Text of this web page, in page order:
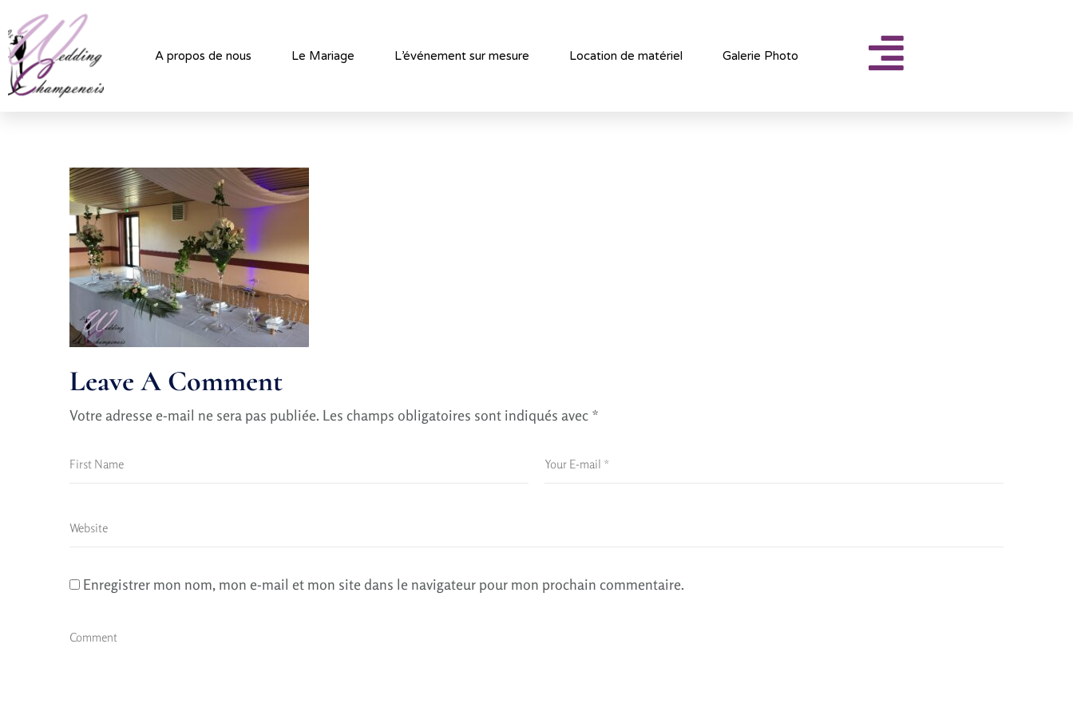
A propos de nous Le Mariage L’événement sur mesure Location de matériel Galerie Photo
Leave A Comment
Votre adresse e-mail ne sera pas publiée. Les champs obligatoires sont indiqués avec *
Enregistrer mon nom, mon e-mail et mon site dans le navigateur pour mon prochain commentaire.